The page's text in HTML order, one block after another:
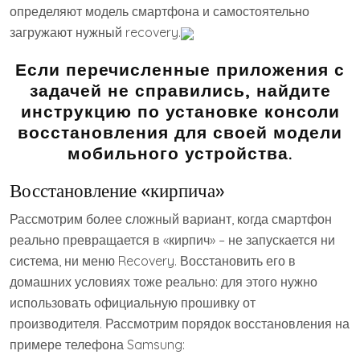
определяют модель смартфона и самостоятельно
загружают нужный recovery.
Если перечисленные приложения с
задачей не справились, найдите
инструкцию по установке консоли
восстановления для своей модели
мобильного устройства.
Восстановление «кирпича»
Рассмотрим более сложный вариант, когда смартфон
реально превращается в «кирпич» – не запускается ни
система, ни меню Recovery. Восстановить его в
домашних условиях тоже реально: для этого нужно
использовать официальную прошивку от
производителя. Рассмотрим порядок восстановления на
примере телефона Samsung: